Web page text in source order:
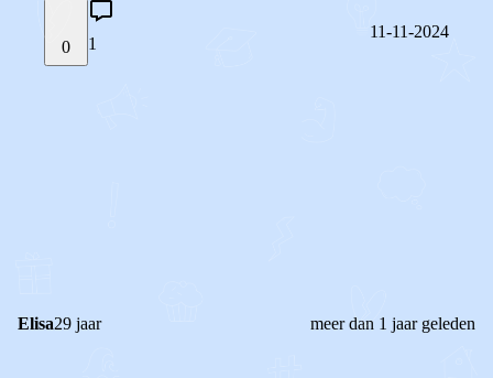
0 1
11-11-2024
Elisa29 jaar meer dan 1 jaar geleden